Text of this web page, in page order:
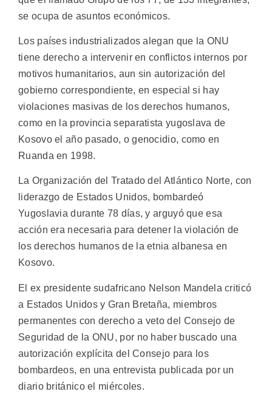
se ocupa de asuntos económicos.
Los países industrializados alegan que la ONU
tiene derecho a intervenir en conflictos internos por
motivos humanitarios, aun sin autorización del
gobierno correspondiente, en especial si hay
violaciones masivas de los derechos humanos,
como en la provincia separatista yugoslava de
Kosovo el año pasado, o genocidio, como en
Ruanda en 1998.
La Organización del Tratado del Atlántico Norte, con
liderazgo de Estados Unidos, bombardeó
Yugoslavia durante 78 días, y arguyó que esa
acción era necesaria para detener la violación de
los derechos humanos de la etnia albanesa en
Kosovo.
El ex presidente sudafricano Nelson Mandela criticó
a Estados Unidos y Gran Bretaña, miembros
permanentes con derecho a veto del Consejo de
Seguridad de la ONU, por no haber buscado una
autorización explícita del Consejo para los
bombardeos, en una entrevista publicada por un
diario británico el miércoles.